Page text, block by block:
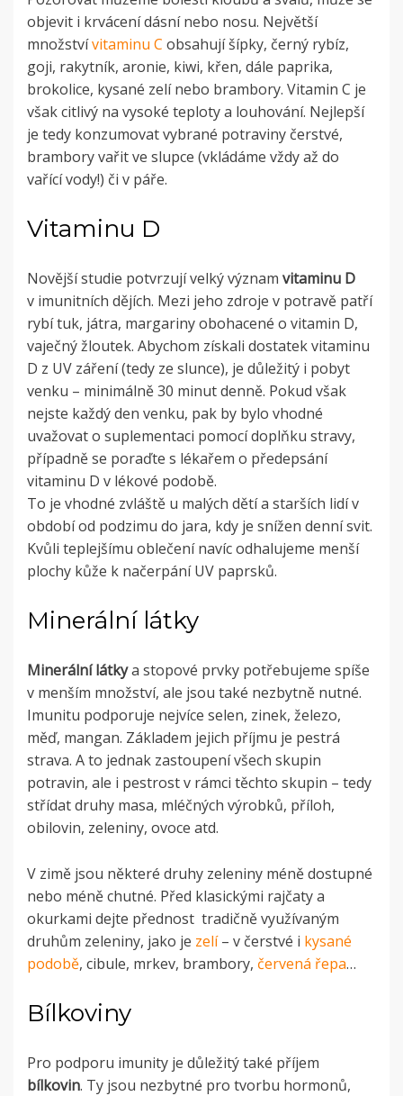
objevit i krvácení dásní nebo nosu. Největší
množstvívitaminu C obsahují šípky, černý rybíz,
goji, rakytník, aronie, kiwi, křen, dále paprika,
brokolice, kysané zelí nebo brambory. Vitamin C je
však citlivý na vysoké teploty a louhování. Nejlepší
je tedy konzumovat vybrané potraviny čerstvé,
brambory vařit ve slupce (vkládáme vždy až do
vařící vody!) či v páře.
Vitaminu D
Novější studie potvrzují velký význam vitaminu D
v imunitních dějích. Mezi jeho zdroje v potravě patří
rybí tuk, játra, margariny obohacené o vitamin D,
vaječný žloutek. Abychom získali dostatek vitaminu
D z UV záření (tedy ze slunce), je důležitý i pobyt
venku – minimálně 30 minut denně. Pokud však
nejste každý den venku, pak by bylo vhodné
uvažovat o suplementaci pomocí doplňku stravy,
případně se poraďte s lékařem o předepsání
vitaminu D v lékové podobě.
To je vhodné zvláště u malých dětí a starších lidí v
období od podzimu do jara, kdy je snížen denní svit.
Kvůli teplejšímu oblečení navíc odhalujeme menší
plochy kůže k načerpání UV paprsků.
Minerální látky
Minerální látkya stopové prvky potřebujeme spíše
v menším množství, ale jsou také nezbytně nutné.
Imunitu podporuje nejvíce selen, zinek, železo,
měď, mangan. Základem jejich příjmu je pestrá
strava. A to jednak zastoupení všech skupin
potravin, ale i pestrost v rámci těchto skupin – tedy
střídat druhy masa, mléčných výrobků, příloh,
obilovin, zeleniny, ovoce atd.
V zimě jsou některé druhy zeleniny méně dostupné
nebo méně chutné. Před klasickými rajčaty a
okurkami dejte přednost tradičně využívaným
druhům zeleniny, jako je zelí– v čerstvé i kysané
podobě, cibule, mrkev, brambory, červená řepa…
Bílkoviny
Pro podporu imunity je důležitý také příjem
bílkovin. Ty jsou nezbytné pro tvorbu hormonů,